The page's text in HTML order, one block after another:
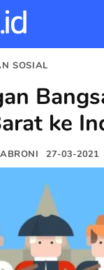
SOSIAL
ke
27-03-2021